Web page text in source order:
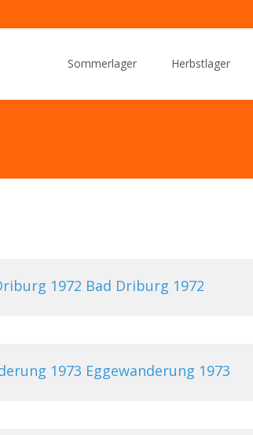
Sommerlager Herbstlager
Bad Driburg 1972
Eggewanderung 1973